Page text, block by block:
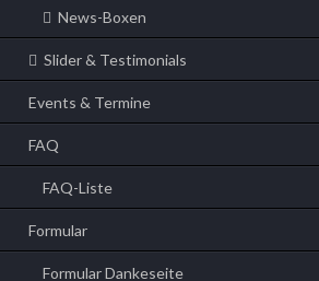
News-Boxen
Slider & Testimonials
Events & Termine
FAQ
FAQ-Liste
Formular
Formular Dankeseite